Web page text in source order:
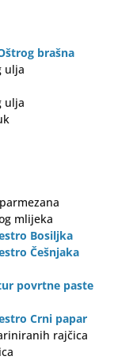
brašna
ulja
ulja
mlijeka
Bosiljka
Češnjaka
povrtne paste
Crni papar
rajčica